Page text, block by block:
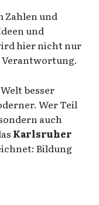
Zahlen und
und
hier nicht nur
besser
Wer Teil
auch
Karlsruher
Bildung